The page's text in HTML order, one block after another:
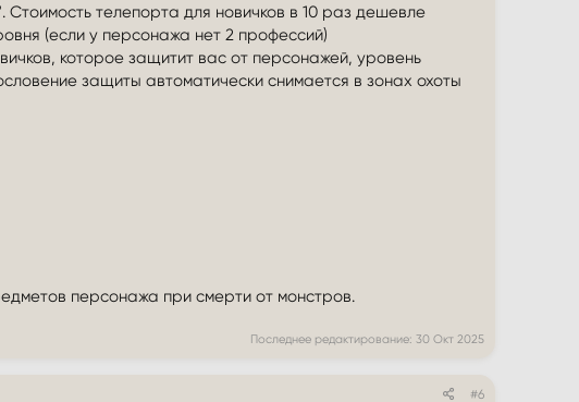
телепорта для новичков в 10 раз дешевле
(если у персонажа нет 2 профессий)
которое защитит вас от персонажей, уровень
защиты автоматически снимается в зонах охоты
персонажа при смерти от монстров.
Последнее редактирование: 30 Окт 2025
#6